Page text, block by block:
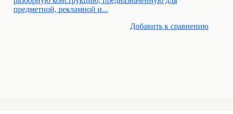
предметной, рекламной и...
Добавить к cравнению